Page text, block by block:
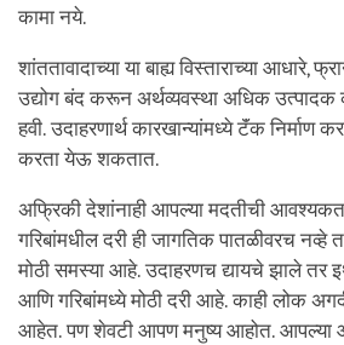
कामा नये.
शांततावादाच्या या बाह्य विस्ताराच्या आधारे,
उद्योग बंद करून अर्थव्यवस्था अधिक उत्पादक
हवी. उदाहरणार्थ कारखान्यांमध्ये टॅंक निर्माण
करता येऊ शकतात.
अफ्रिकी देशांनाही आपल्या मदतीची
गरिबांमधील दरी ही जागतिक पातळीवरच नव्हे
मोठी समस्या आहे. उदाहरणच द्यायचे झाले तर
आणि गरिबांमध्ये मोठी दरी आहे. काही लोक
आहेत. पण शेवटी आपण मनुष्य आहोत. आपल्या